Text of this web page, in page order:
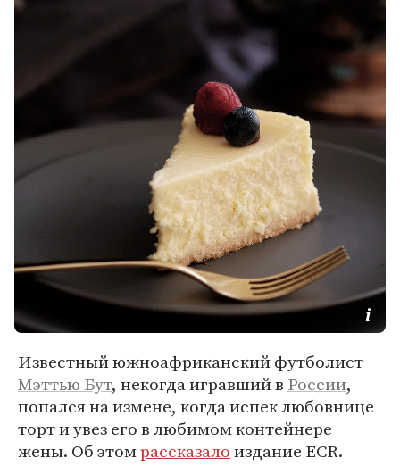
Известный южноафриканский футболист
Мэттью Бут, некогда игравший в России,
попался на измене, когда испек любовнице
торт и увез его в любимом контейнере
жены. Об этомрассказалоиздание ECR.